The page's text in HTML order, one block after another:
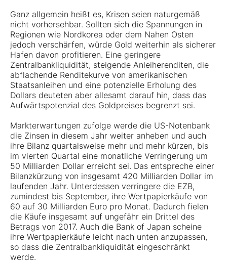
Ganz allgemein heißt es, Krisen seien naturgemäß
nicht vorhersehbar. Sollten sich die Spannungen in
Regionen wie Nordkorea oder dem Nahen Osten
jedoch verschärfen, würde Gold weiterhin als sicherer
Hafen davon profitieren. Eine geringere
Zentralbankliquidität, steigende Anleiherenditen, die
abflachende Renditekurve von amerikanischen
Staatsanleihen und eine potenzielle Erholung des
Dollars deuteten aber allesamt darauf hin, dass das
Aufwärtspotenzial des Goldpreises begrenzt sei.
Markterwartungen zufolge werde die US-Notenbank
die Zinsen in diesem Jahr weiter anheben und auch
ihre Bilanz quartalsweise mehr und mehr kürzen, bis
im vierten Quartal eine monatliche Verringerung um
50 Milliarden Dollar erreicht sei. Das entspreche einer
Bilanzkürzung von insgesamt 420 Milliarden Dollar im
laufenden Jahr. Unterdessen verringere die EZB,
zumindest bis September, ihre Wertpapierkäufe von
60 auf 30 Milliarden Euro pro Monat. Dadurch fielen
die Käufe insgesamt auf ungefähr ein Drittel des
Betrags von 2017. Auch die Bank of Japan scheine
ihre Wertpapierkäufe leicht nach unten anzupassen,
so dass die Zentralbankliquidität eingeschränkt
werde.